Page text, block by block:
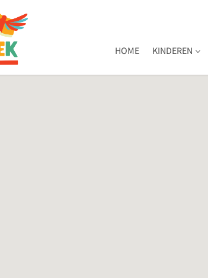
HOME KINDEREN